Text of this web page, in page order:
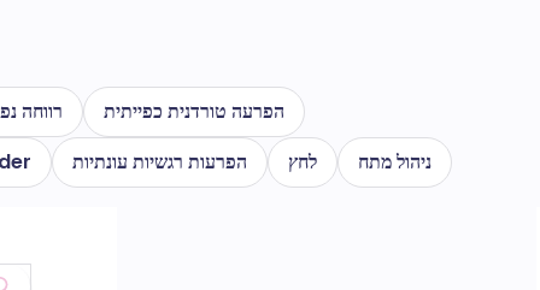
רווחה
הפרעה טורדנית כפייתית
הפרעות רגשיות עונתיות לחץ ניהול מתח